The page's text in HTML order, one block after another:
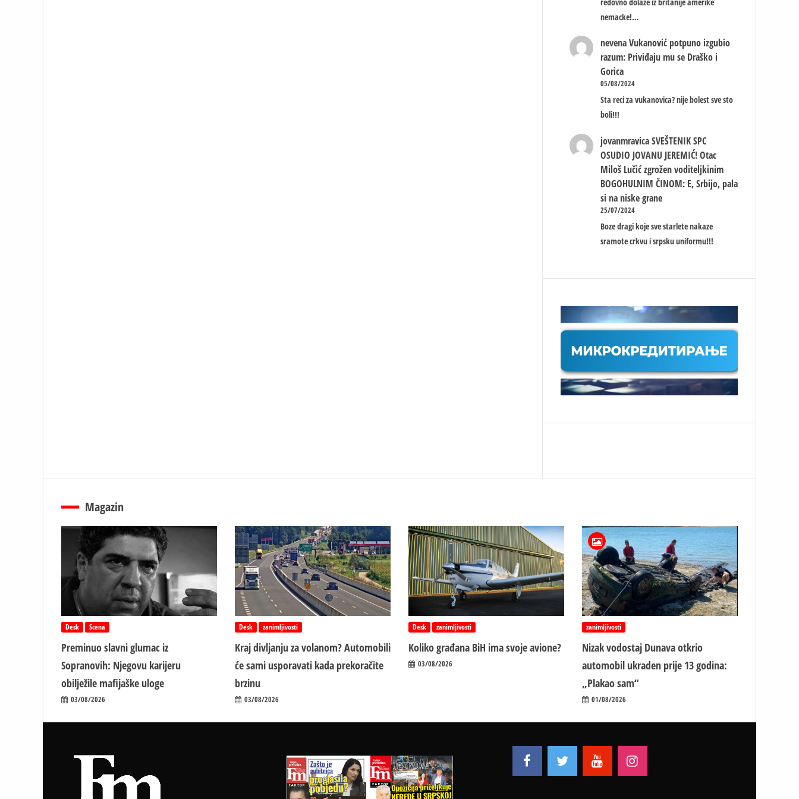
nemacke!…
nevena Vukanović potpuno izgubio
razum: Priviđaju mu se Draško i
Gorica
05/08/2024
Sta reci za vukanovica? nije bolest sve sto
boli!!!
jovanmravica SVEŠTENIK SPC
OSUDIO JOVANU JEREMIĆ! Otac
Miloš Lučić zgrožen voditeljkinim
BOGOHULNIM ČINOM: E, Srbijo, pala
si na niske grane
25/07/2024
Boze dragi koje sve starlete nakaze
sramote crkvu i srpsku uniformu!!!
Magazin
Desk Scena
Preminuo slavni glumac iz
Sopranovih: Njegovu karijeru
obilježile mafijaške uloge
03/08/2026
Desk zanimljivosti
Kraj divljanju za volanom? Automobili
će sami usporavati kada prekoračite
brzinu
03/08/2026
Desk zanimljivosti
Koliko građana BiH ima svoje avione?
03/08/2026
zanimljivosti
Nizak vodostaj Dunava otkrio
automobil ukraden prije 13 godina:
„Plakao sam“
01/08/2026